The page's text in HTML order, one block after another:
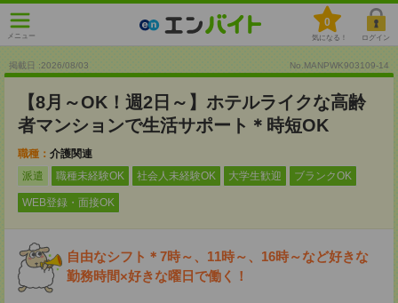
メニュー
0
気になる！ ログイン
掲載日 :2026/08/03 No.MANPWK903109-14
【8月～OK！週2日～】ホテルライクな高齢
者マンションで生活サポート＊時短OK
職種： 介護関連
派遣
職種未経験OK 社会人未経験OK 大学生歓迎 ブランクOK
WEB登録・面接OK
自由なシフト＊7時～、11時～、16時～など好きな
勤務時間×好きな曜日で働く！